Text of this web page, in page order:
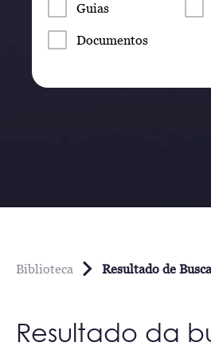
Guias
Documentos
Biblioteca Resultado de Busca
Resultado da